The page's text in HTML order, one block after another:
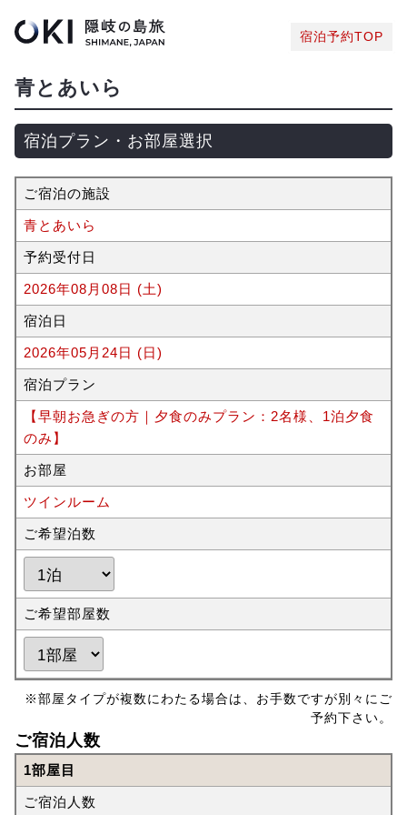
宿泊予約TOP
青とあいら
宿泊プラン・お部屋選択
ご宿泊の施設
青とあいら
予約受付日
2026年08月08日 (土)
宿泊日
2026年05月24日 (日)
宿泊プラン
【早朝お急ぎの方｜夕食のみプラン：2名様、1泊夕食
のみ】
お部屋
ツインルーム
ご希望泊数
ご希望部屋数
※部屋タイプが複数にわたる場合は、お手数ですが別々にご
予約下さい。
ご宿泊人数
1部屋目
ご宿泊人数